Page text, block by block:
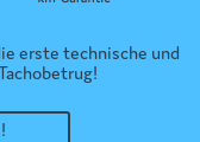
erste technische und